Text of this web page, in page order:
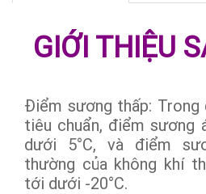
GIỚI THIỆU
Điểm sương thấp:
tiêu chuẩn, điểm sương
dưới 5°C, và điểm
thường của không khí
tới dưới -20°C.